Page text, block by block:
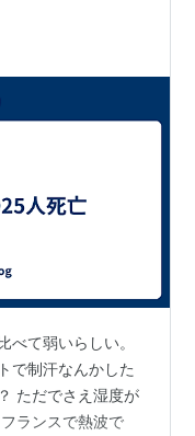
べて弱いらしい。
で制汗なんかした
ただでさえ湿度が
ランスで熱波で